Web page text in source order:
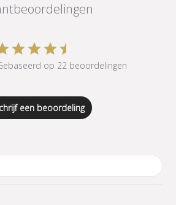
op 22 beoordelingen
een beoordeling